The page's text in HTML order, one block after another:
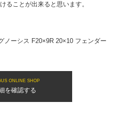
ることが出来ると思います。
ノーシス F20×9R 20×10 フェンダー
ONLINE SHOP
を確認する